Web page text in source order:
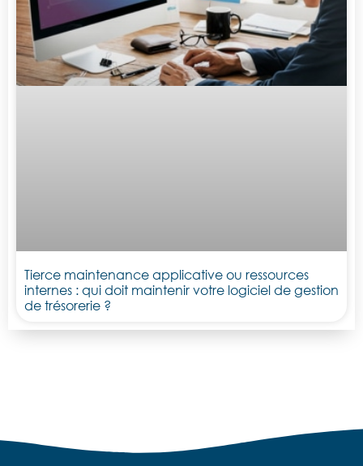
Tierce maintenance applicative ou ressources
internes : qui doit maintenir votre logiciel de gestion
de trésorerie ?